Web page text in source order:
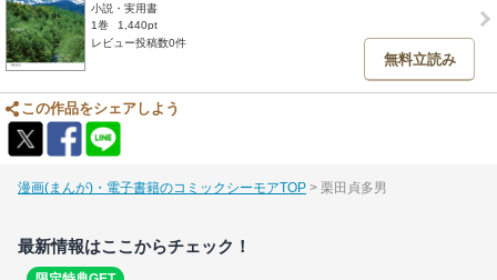
小説・実用書
1巻
1,440pt
レビュー投稿数0件
無料立読み
この作品をシェアしよう
漫画(まんが)・電子書籍のコミックシーモアTOP 栗田貞多男
最新情報はここからチェック！